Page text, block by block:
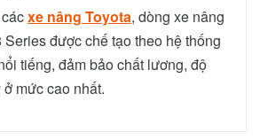
xe nâng Toyota, dòng xe nâng
Series được chế tạo theo hệ thống
tiếng, đảm bảo chất lương, độ
mức cao nhất.